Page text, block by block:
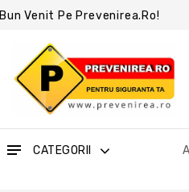
Bun Venit Pe Prevenirea.ro!
CATEGORII